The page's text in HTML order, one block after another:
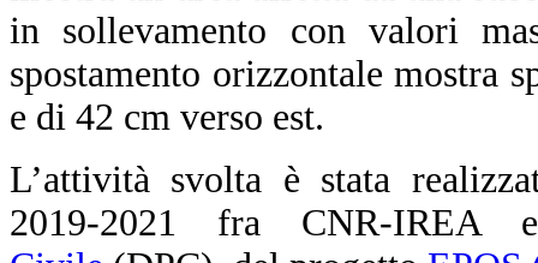
in sollevamento con valori
spostamento orizzontale mostra
e di 42 cm verso est.
L’attività svolta è stata
2019-2021 fra CNR-